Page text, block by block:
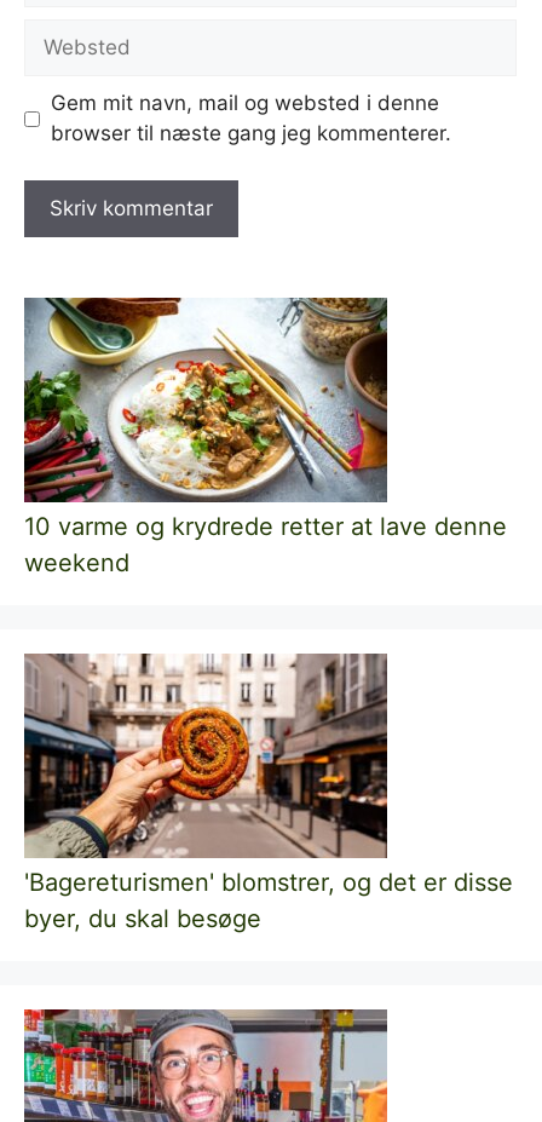
Websted
Gem mit navn, mail og websted i denne
browser til næste gang jeg kommenterer.
10 varme og krydrede retter at lave denne
weekend
'Bagereturismen' blomstrer, og det er disse
byer, du skal besøge